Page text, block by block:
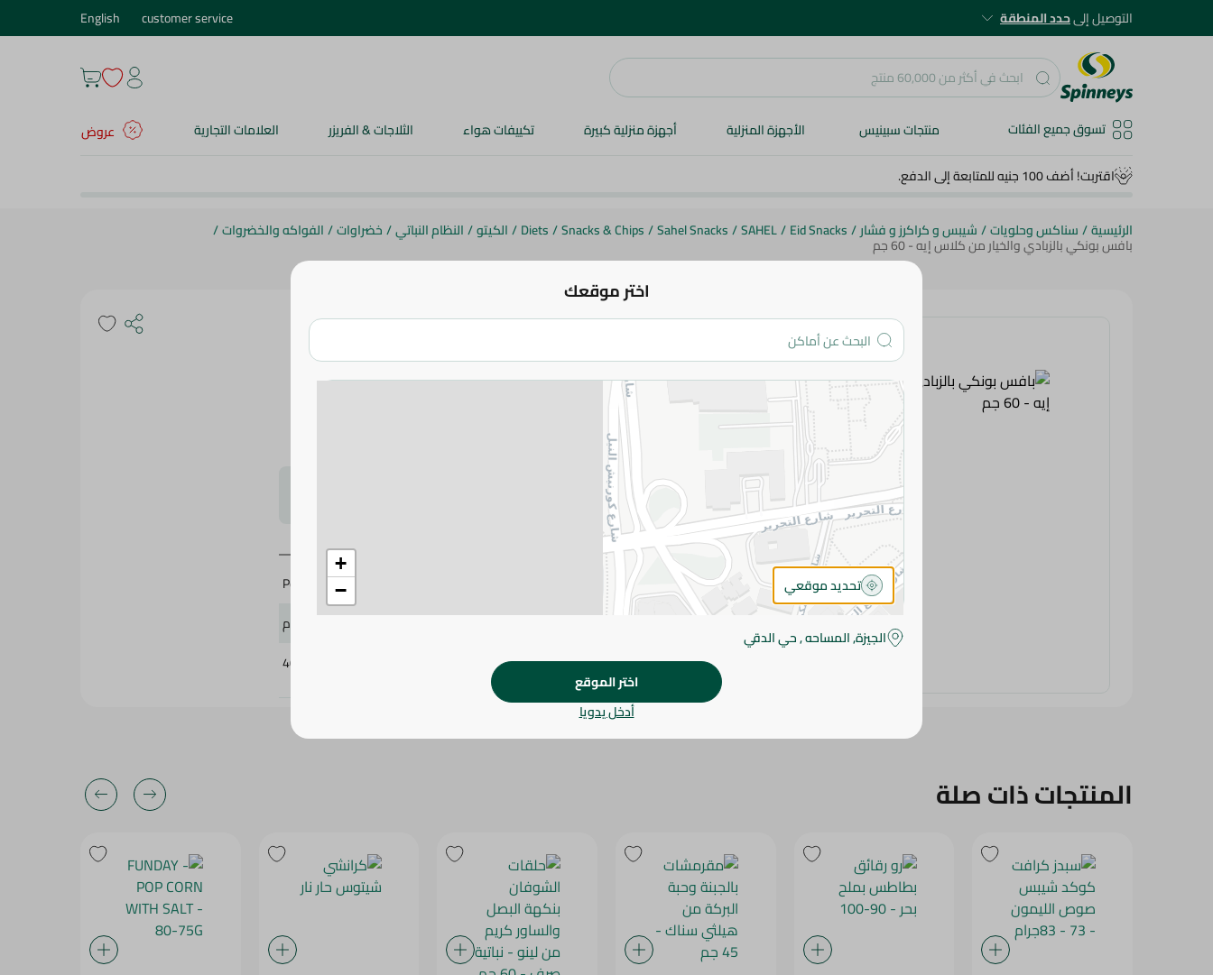
التوصيل إلىحدد المنطقة customer service
English
تسوق جميع الفئات منتجات سبينيس الأجهزة المنزلية أجهزة منزلية كبيرة تكييفات هواء الثلاجات & الفريزر العلامات التجارية
عروض
اقتربت! أضف 100 جنيه للمتابعة إلى الدفع.
الرئيسية/سناكس وحلويات/شيبس و كراكرز و فشار/
Eid Snacks
/
SAHEL
/
Sahel Snacks
/
Snacks & Chips
/
Diets
/الكيتو/النظام النباتي/خضراوات/الفواكه والخضروات/
بافس بونكي بالزبادي والخيار من كلاس إيه - 60 جم
Ponky
13.5 جم
يرجى الملاحظة:
طفيف. قد يتغير التعبئة بناءً على التوفر.
المواصفات
براند
Ponky
60 جرام
SKU
405002
المنتجات ذات صلة
اختر موقعك
+
−
تحديد موقعي
الجيزة, المساحه , حي الدقي
اختر الموقع
أدخل يدويا